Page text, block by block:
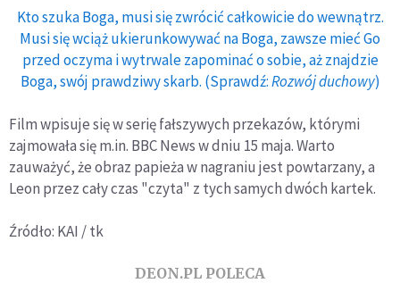
Kto szuka Boga, musi się zwrócić całkowicie do wewnątrz.
Musi się wciąż ukierunkowywać na Boga, zawsze mieć Go
przed oczyma i wytrwale zapominać o sobie, aż znajdzie
Boga, swój prawdziwy skarb. (Sprawdź:Rozwój duchowy)
Film wpisuje się w serię fałszywych przekazów, którymi
zajmowała się m.in. BBC News w dniu 15 maja. Warto
zauważyć, że obraz papieża w nagraniu jest powtarzany, a
Leon przez cały czas "czyta" z tych samych dwóch kartek.
Źródło: KAI / tk
DEON.PL POLECA